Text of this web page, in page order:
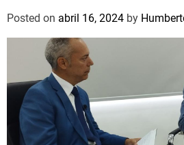
Posted on abril 16, 2024 by